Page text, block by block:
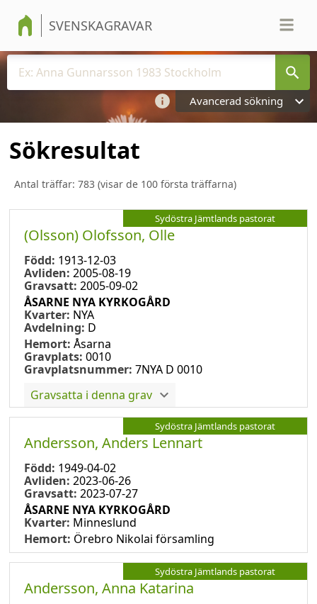
SVENSKAGRAVAR
Avancerad sökning
Sökresultat
Antal träffar: 783 (visar de 100 första träffarna)
Sydöstra Jämtlands pastorat
(Olsson) Olofsson, Olle
Född: 1913-12-03
Avliden: 2005-08-19
Gravsatt: 2005-09-02
ÅSARNE NYA KYRKOGÅRD
Kvarter: NYA
Avdelning: D
Hemort: Åsarna
Gravplats: 0010
Gravplatsnummer: 7NYA D 0010
Gravsatta i denna grav
Sydöstra Jämtlands pastorat
Andersson, Anders Lennart
Född: 1949-04-02
Avliden: 2023-06-26
Gravsatt: 2023-07-27
ÅSARNE NYA KYRKOGÅRD
Kvarter: Minneslund
Hemort: Örebro Nikolai församling
Sydöstra Jämtlands pastorat
Andersson, Anna Katarina